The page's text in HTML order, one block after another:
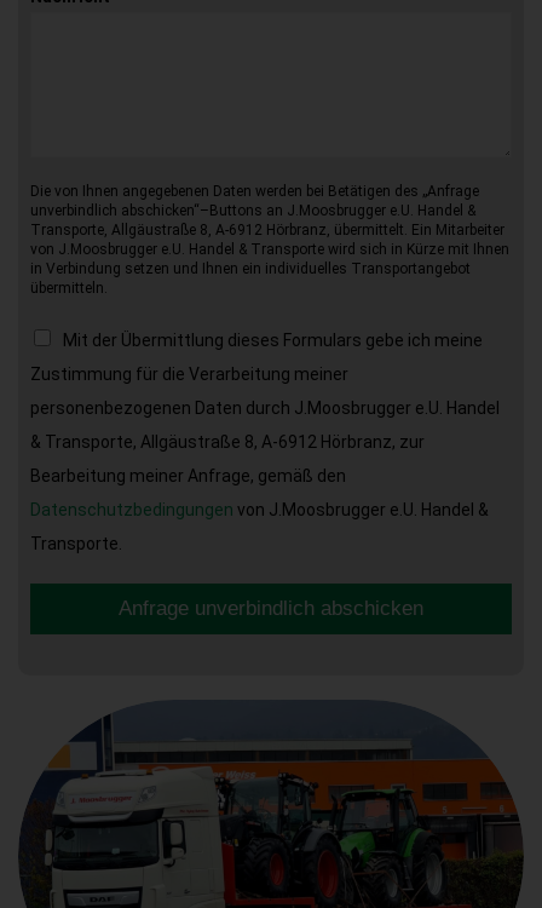
Die von Ihnen angegebenen Daten werden bei Betätigen des „Anfrage
unverbindlich abschicken“–Buttons an J.Moosbrugger e.U. Handel &
Transporte, Allgäustraße 8, A-6912 Hörbranz, übermittelt. Ein Mitarbeiter
von J.Moosbrugger e.U. Handel & Transporte wird sich in Kürze mit Ihnen
in Verbindung setzen und Ihnen ein individuelles Transportangebot
übermitteln.
Mit der Übermittlung dieses Formulars gebe ich meine
Zustimmung für die Verarbeitung meiner
personenbezogenen Daten durch J.Moosbrugger e.U. Handel
& Transporte, Allgäustraße 8, A-6912 Hörbranz, zur
Bearbeitung meiner Anfrage, gemäß den
Datenschutzbedingungen von J.Moosbrugger e.U. Handel &
Transporte.
Anfrage unverbindlich abschicken